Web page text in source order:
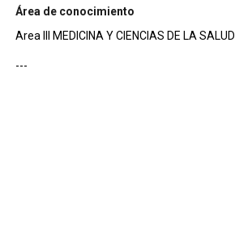
Área de conocimiento
Area III MEDICINA Y CIENCIAS DE LA SALUD
---